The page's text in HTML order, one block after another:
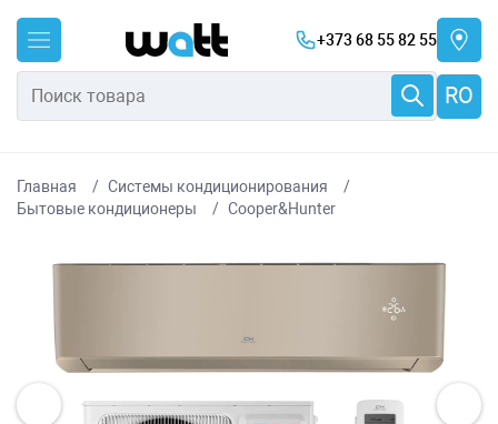
+373 68 55 82 55
RO
Главная
Системы кондиционирования
Бытовые кондиционеры
Cooper&Hunter